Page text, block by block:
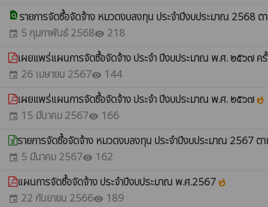
find_in_page รายการจัดซื้อจัดจ้าง หมวดงบลงทุน ประจำปีงบประมาณ 2568
event 5 กุมภาพันธ์ 2568visibility 218
เผยแพร่แผนการจัดซื้อจัดจ้าง ประจำ ปีงบประมาณ พ.ศ. ๒๕๖๗
event 26 เมษายน 2567visibility 144
เผยแพร่แผนการจัดซื้อจัดจ้าง ประจำ ปีงบประมาณ พ.ศ. ๒๕๖๗ whatshot
event 15 มีนาคม 2567visibility 166
รายการจัดซื้อจัดจ้าง หมวดงบลงทุน ประจำปีงบประมาณ 2567 ต
event 5 มีนาคม 2567visibility 162
แผนการจัดซื้อจัดจ้าง ประจำปีงบประมาณ พ.ศ.2567 whatshot
event 22 กันยายน 2566visibility 189